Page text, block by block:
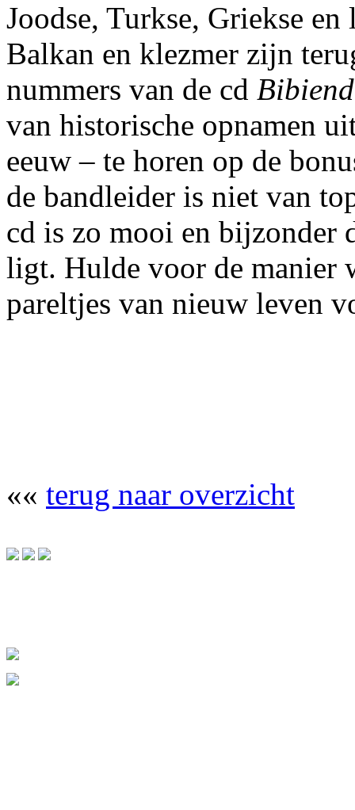
Joodse, Turkse, Griekse
Balkan en klezmer zijn
nummers van de cd
van historische opnamen
eeuw – te horen op de
de bandleider is niet van
cd is zo mooi en bijzonder
ligt. Hulde voor de manier
pareltjes van nieuw leven
«« terug naar overzicht